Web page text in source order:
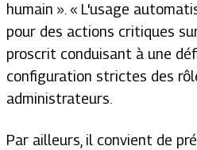
humain ». « L'usage
pour des actions critiques
proscrit conduisant à une
configuration strictes des
administrateurs.
Par ailleurs, il convient de